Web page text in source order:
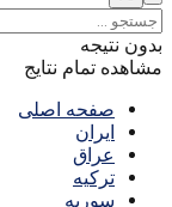
بدون نتیجه
مشاهده تمام نتایج
صفحه اصلی
ایران
عراق
ترکیه
سوریه